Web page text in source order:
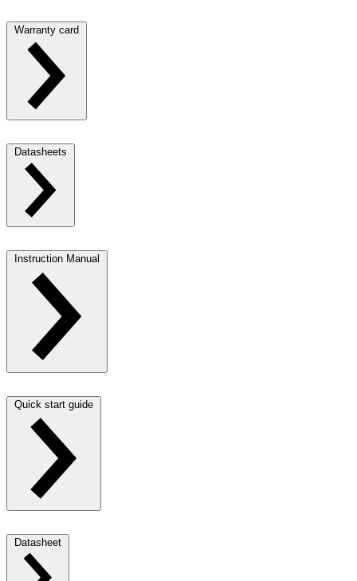
Warranty card
Datasheets
Instruction Manual
Quick start guide
Datasheet